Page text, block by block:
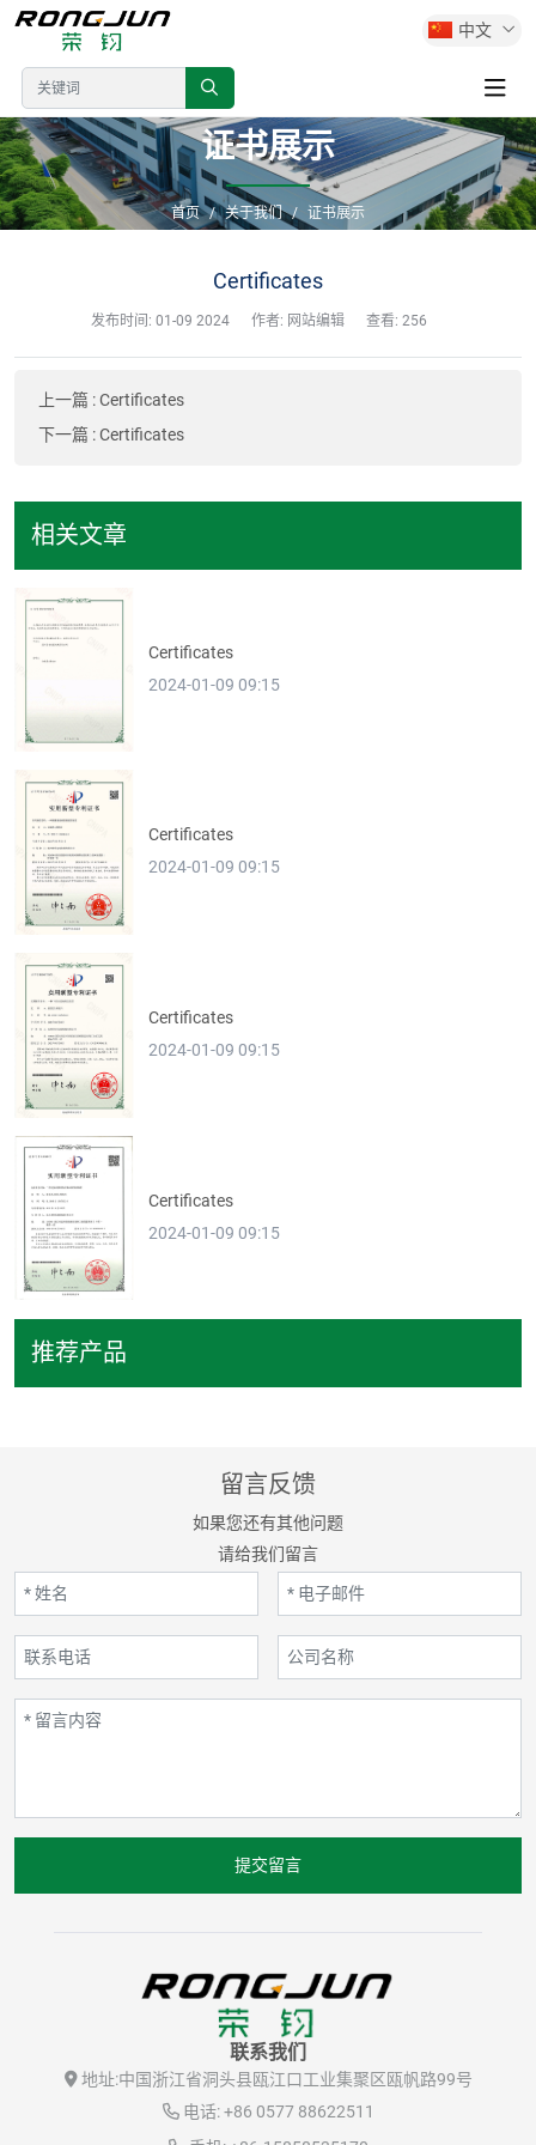
中文
证书展示
首页 关于我们 证书展示
Certificates
发布时间: 01-09 2024 作者: 网站编辑 查看: 256
上一篇 :Certificates
下一篇 :Certificates
相关文章
Certificates
2024-01-09 09:15
Certificates
2024-01-09 09:15
Certificates
2024-01-09 09:15
Certificates
2024-01-09 09:15
推荐产品
留言反馈
如果您还有其他问题
请给我们留言
提交留言
联系我们
地址:中国浙江省洞头县瓯江口工业集聚区瓯帆路99号
电话: +86 0577 88622511